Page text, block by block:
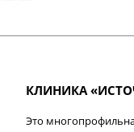
КЛИНИКА
Это